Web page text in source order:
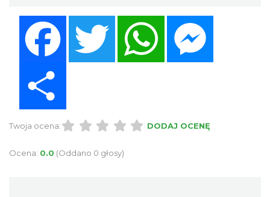
Twitter
Twoja ocena: DODAJ OCENĘ
Ocena: 0.0 (Oddano 0 głosy)